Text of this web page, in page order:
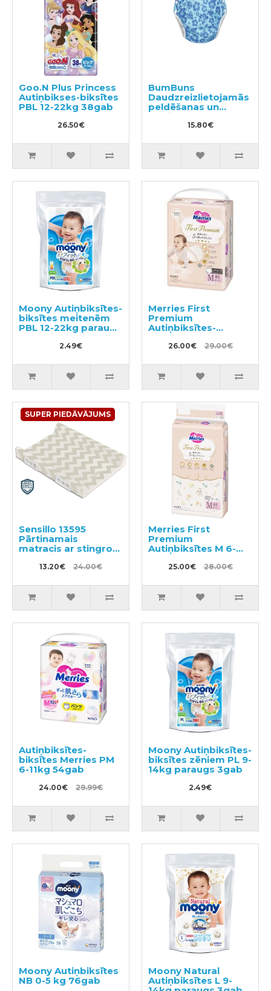
Goo.N Plus Princess
Autiņbikses-biksītes
PBL 12-22kg 38gab
26.50€
BumBuns
Daudzreizlietojamās
peldēšanas un
podiņmācību
autiņbiksīte M 11–15
15.80€
Moony Autiņbiksītes-
biksītes meitenēm
PBL 12-22kg paraugs
2.49€
Merries First
Premium
Autiņbiksītes-
biksītes PM 6-11kg
46gab26.00€ 29.00€
SUPER PIEDĀVĀJUMS
Sensillo 13595
Pārtinamais
matracis ar stingro
pamati 50х70 cm
13.20€ 24.00€
Merries First
Premium
Autiņbiksītes M 6-
11kg 48gab
25.00€ 28.00€
Autiņbiksītes-
biksītes Merries PM
6-11kg 54gab
24.00€ 29.99€
Moony Autiņbiksītes-
biksītes zēniem PL 9-
14kg paraugs 3gab
2.49€
Moony Autiņbiksītes
NB 0-5 kg 76gab
Moony Natural
Autiņbiksītes L 9-